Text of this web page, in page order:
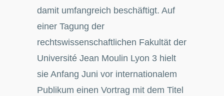
damit umfangreich beschäftigt. Auf
einer Tagung der
rechtswissenschaftlichen Fakultät der
Université Jean Moulin Lyon 3 hielt
sie Anfang Juni vor internationalem
Publikum einen Vortrag mit dem Titel